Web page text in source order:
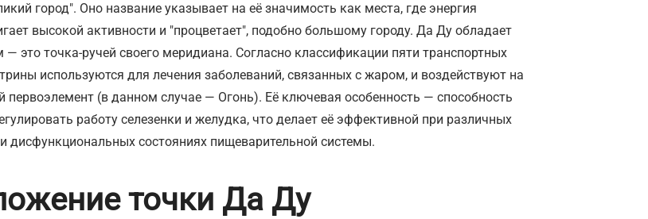
город". Оно название указывает на её значимость как места, где энергия
высокой активности и "процветает", подобно большому городу. Да Ду обладает
это точка-ручей своего меридиана. Согласно классификации пяти транспортных
используются для лечения заболеваний, связанных с жаром, и воздействуют на
первоэлемент (в данном случае — Огонь). Её ключевая особенность — способность
работу селезенки и желудка, что делает её эффективной при различных
дисфункциональных состояниях пищеварительной системы.
точки Да Ду